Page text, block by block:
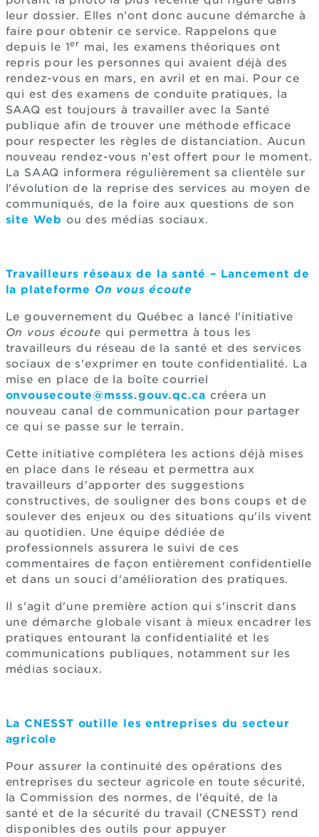
leur dossier. Elles n'ont donc aucune démarche à
faire pour obtenir ce service. Rappelons que
depuis le 1er mai, les examens théoriques ont
repris pour les personnes qui avaient déjà des
rendez-vous en mars, en avril et en mai. Pour ce
qui est des examens de conduite pratiques, la
SAAQ est toujours à travailler avec la Santé
publique afin de trouver une méthode efficace
pour respecter les règles de distanciation. Aucun
nouveau rendez-vous n'est offert pour le moment.
La SAAQ informera régulièrement sa clientèle sur
l'évolution de la reprise des services au moyen de
communiqués, de la foire aux questions de son
site Web ou des médias sociaux.
Travailleurs réseaux de la santé – Lancement de
la plateforme On vous écoute
Le gouvernement du Québec a lancé l'initiative
On vous écoute qui permettra à tous les
travailleurs du réseau de la santé et des services
sociaux de s'exprimer en toute confidentialité. La
mise en place de la boîte courriel
onvousecoute@msss.gouv.qc.ca créera un
nouveau canal de communication pour partager
ce qui se passe sur le terrain.
Cette initiative complétera les actions déjà mises
en place dans le réseau et permettra aux
travailleurs d'apporter des suggestions
constructives, de souligner des bons coups et de
soulever des enjeux ou des situations qu'ils vivent
au quotidien. Une équipe dédiée de
professionnels assurera le suivi de ces
commentaires de façon entièrement confidentielle
et dans un souci d'amélioration des pratiques.
Il s'agit d'une première action qui s'inscrit dans
une démarche globale visant à mieux encadrer les
pratiques entourant la confidentialité et les
communications publiques, notamment sur les
médias sociaux.
La CNESST outille les entreprises du secteur
agricole
Pour assurer la continuité des opérations des
entreprises du secteur agricole en toute sécurité,
la Commission des normes, de l'équité, de la
santé et de la sécurité du travail (CNESST) rend
disponibles des outils pour appuyer